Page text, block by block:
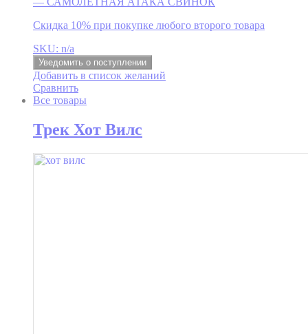
Скидка 10% при покупке любого второго товара
SKU: n/a
Уведомить о поступлении
Добавить в список желаний
Сравнить
Все товары
Трек Хот Вилс